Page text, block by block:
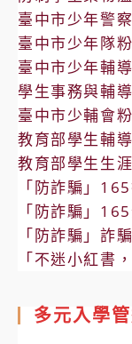
臺中市少年警
臺中市少年隊
臺中市少年輔
學生事務與輔
臺中市少輔會
教育部學生輔
教育部學生生
「防詐騙」
「防詐騙」
「防詐騙」詐
「不迷小紅書
多元入學